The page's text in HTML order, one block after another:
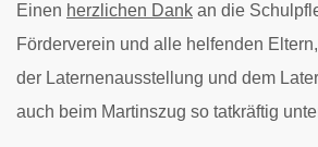
Einen herzlichen Dank an die
Förderverein und alle helfenden
der Laternenausstellung und dem
auch beim Martinszug so tatkräftig